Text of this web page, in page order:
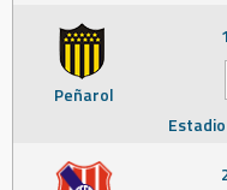
Peñarol